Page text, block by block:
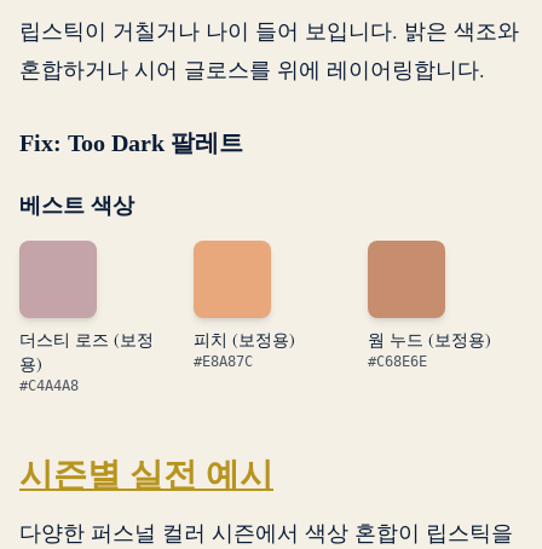
립스틱이 거칠거나 나이 들어 보입니다. 밝은 색조와
혼합하거나 시어 글로스를 위에 레이어링합니다.
Fix: Too Dark 팔레트
베스트 색상
더스티 로즈 (보정
용)
#C4A4A8
피치 (보정용)
#E8A87C
웜 누드 (보정용)
#C68E6E
시즌별 실전 예시
다양한 퍼스널 컬러 시즌에서 색상 혼합이 립스틱을